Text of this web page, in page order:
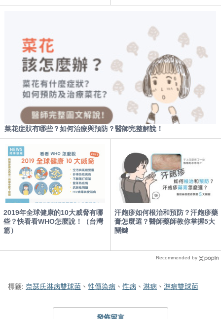
標籤: 奈瑟氏淋病雙球菌 、 性傳染病 、 性病 、 淋病 、 淋病雙球菌
發佈留言